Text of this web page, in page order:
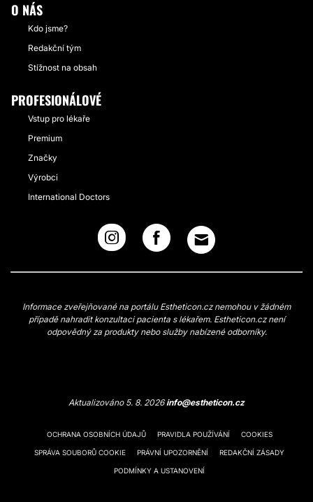
O NÁS
Kdo jsme?
Redakční tým
Stížnost na obsah
PROFESIONÁLOVÉ
Vstup pro lékaře
Premium
Značky
Výrobci
International Doctors
Informace zveřejňované na portálu Estheticon.cz nemohou v žádném
případě nahradit konzultaci pacienta s lékařem. Estheticon.cz není
odpovědný za produkty nebo služby nabízené odborníky.
Aktualizováno 5. 8. 2026info@estheticon.cz
OCHRANA OSOBNÍCH ÚDAJŮ PRAVIDLA POUŽÍVÁNÍ COOKIES
SPRÁVA SOUBORŮ COOKIE PRÁVNÍ UPOZORNĚNÍ REDAKČNÍ ZÁSADY
PODMÍNKY A USTANOVENÍ